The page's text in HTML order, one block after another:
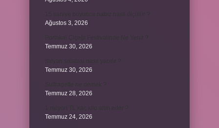
Ağustos 3, 2026
Temmuz 30, 2026
Temmuz 30, 2026
Temmuz 28, 2026
Temmuz 24, 2026